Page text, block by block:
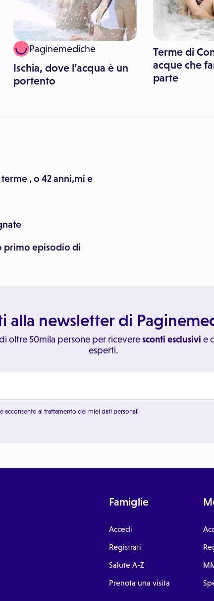
Paginemediche
Ischia, dove l’acqua è un
portento
Terme di
acque che
parte
, o 42 anni,mi e
primo episodio di
alla newsletter di
oltre 50mila persone per riceveresconti esclusivi e
esperti.
e acconsento al trattamento dei miei dati personali
Famiglie
Accedi
Registrati
Salute A-Z
Prenota una visita